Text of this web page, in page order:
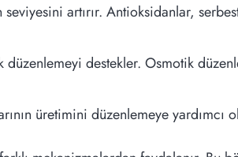
artırır. Antioksidanlar,
düzenlemeyi destekler. Osmotik
üretimini düzenlemeye yardımcı